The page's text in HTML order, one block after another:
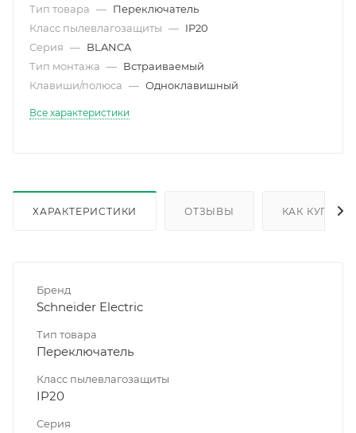
Тип товара — Переключатель
Класс пылевлагозащиты — IP20
Серия — BLANCA
Тип монтажа — Встраиваемый
Клавиши/полюса — Одноклавишный
Все характеристики
ХАРАКТЕРИСТИКИ ОТЗЫВЫ КАК КУПИТЬ
Бренд
Schneider Electric
Тип товара
Переключатель
Класс пылевлагозащиты
IP20
Серия